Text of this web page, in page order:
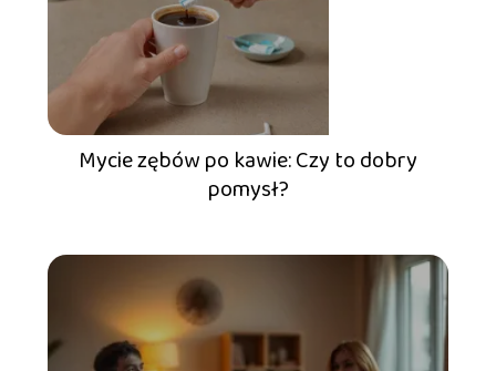
Mycie zębów po kawie: Czy to dobry
pomysł?